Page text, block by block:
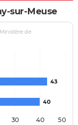
sur-Meuse
de
43
40
30 40 50